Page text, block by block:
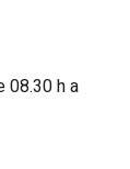
08.30 h a